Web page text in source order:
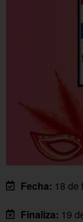
Fecha: 18 de
Finaliza: 19